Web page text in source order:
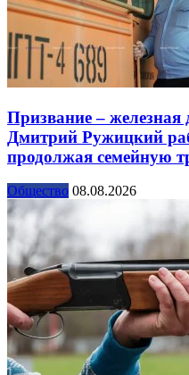
Призвание – железная
Дмитрий Ружицкий
продолжая семейную
Общество 08.08.2026